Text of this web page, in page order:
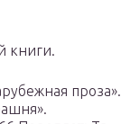
книги.
проза».